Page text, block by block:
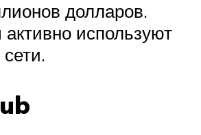
долларов.
используют